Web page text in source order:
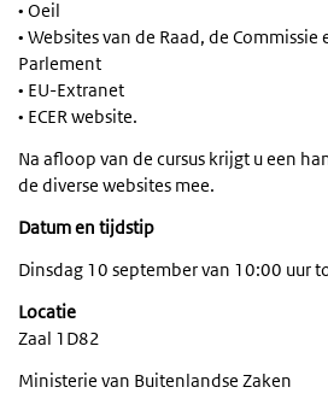
• Oeil
• Websites van de Raad, de Commissie
Parlement
• EU-Extranet
• ECER website.
Na afloop van de cursus krijgt u een
de diverse websites mee.
Datum en tijdstip
Dinsdag 10 september van 10:00 uur
Locatie
Zaal 1D82
Ministerie van Buitenlandse Zaken